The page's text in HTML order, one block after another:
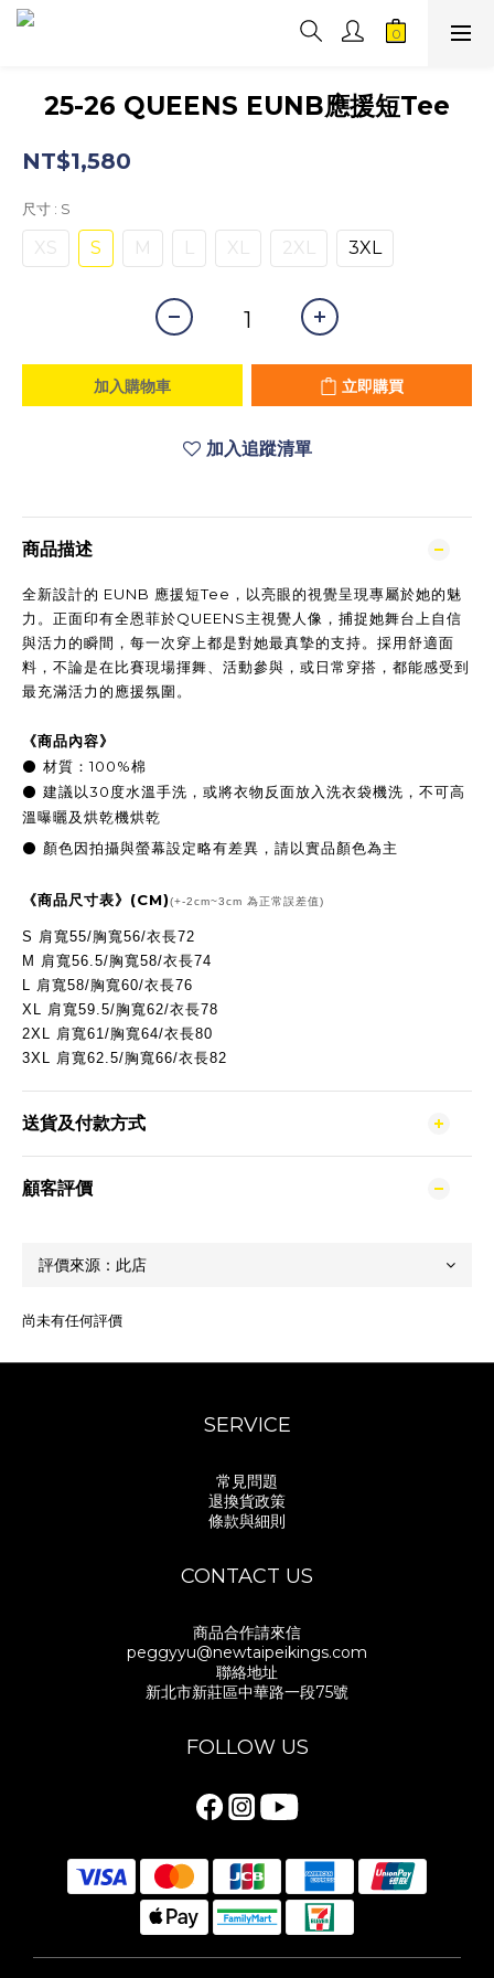
25-26 QUEENS EUNB應援短Tee
NT$1,580
尺寸 : S
XS S M L XL 2XL 3XL
加入購物車 立即購買
加入追蹤清單
商品描述
全新設計的 EUNB 應援短Tee ，以亮眼的視覺呈現專屬於她的魅
力。正面印有全恩菲於QUEENS主視覺 人像 ，捕捉她舞台上自信
與活力的瞬間，每一次穿上都是對她最真摯的支持。採用舒適面
料，不論是在比賽現場揮舞、活動參與，或日常穿搭，都能感受到
最充滿活力的應援氛圍 。
《商品內容》
⚫ 材質：100%棉
⚫ 建議以30 度水溫手洗，或將衣物反面放入洗衣袋機洗，不可高
溫曝曬及烘乾機烘乾
⚫ 顏色因拍攝與螢幕設定略有差異，請以實品顏色為主
《商品尺寸表》 (CM)(+-2cm~3cm 為正常誤差值)
S 肩寬55/胸寬56/衣長72
M 肩寬56.5/胸寬58/衣長74
L
肩寬58/胸寬60/衣長76
XL
肩寬59.5/胸寬62/衣長78
2XL
肩寬61/胸寬64/衣長80
3XL
肩寬62.5/胸寬66/衣長82
送貨及付款方式
顧客評價
尚未有任何評價
SERVICE
常見問題
退換貨政策
條款與細則
CONTACT US
商品合作請來信
peggyyu@newtaipeikings.com
聯絡地址
新北市新莊區中華路一段75號
FOLLOW US